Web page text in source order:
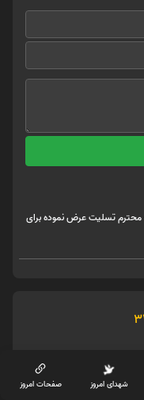
محترم تسلیت عرض نموده برای
شهدای امروز صفحات امروز